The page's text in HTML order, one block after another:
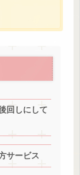
回しにして
サービス